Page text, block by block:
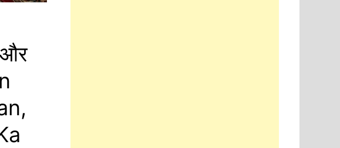
और